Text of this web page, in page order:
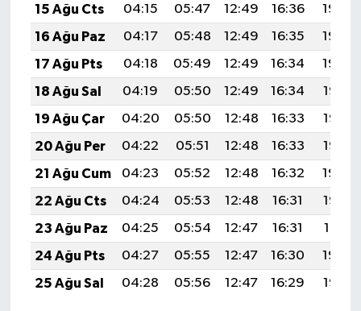
15 Ağu Cts
04:15 05:47 12:49 16:36
19:42
16 Ağu Paz
04:17 05:48 12:49 16:35
19:40
17 Ağu Pts
04:18 05:49 12:49 16:34
19:39
18 Ağu Sal
04:19 05:50 12:49 16:34
19:38
19 Ağu Çar
04:20 05:50 12:48 16:33
19:36
20 Ağu Per
04:22 05:51 12:48 16:33
19:35
21 Ağu Cum
04:23 05:52 12:48 16:32
19:34
22 Ağu Cts
04:24 05:53 12:48 16:31
19:32
23 Ağu Paz
04:25 05:54 12:47 16:31
19:31
24 Ağu Pts
04:27 05:55 12:47 16:30
19:30
25 Ağu Sal
04:28 05:56 12:47 16:29 19:28